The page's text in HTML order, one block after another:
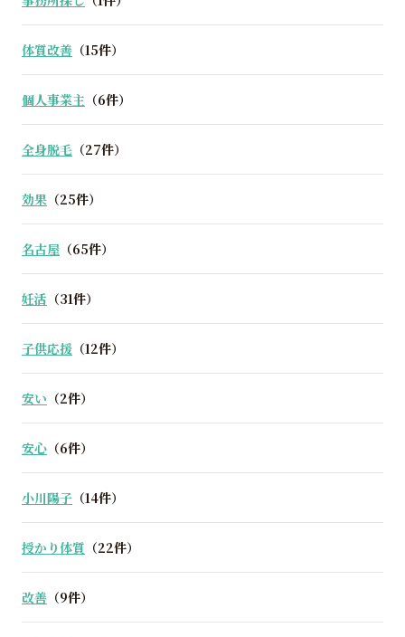
体質改善 （15件）
個人事業主 （6件）
全身脱毛 （27件）
効果 （25件）
名古屋 （65件）
妊活 （31件）
子供応援 （12件）
安い （2件）
安心 （6件）
小川陽子 （14件）
授かり体質 （22件）
改善 （9件）